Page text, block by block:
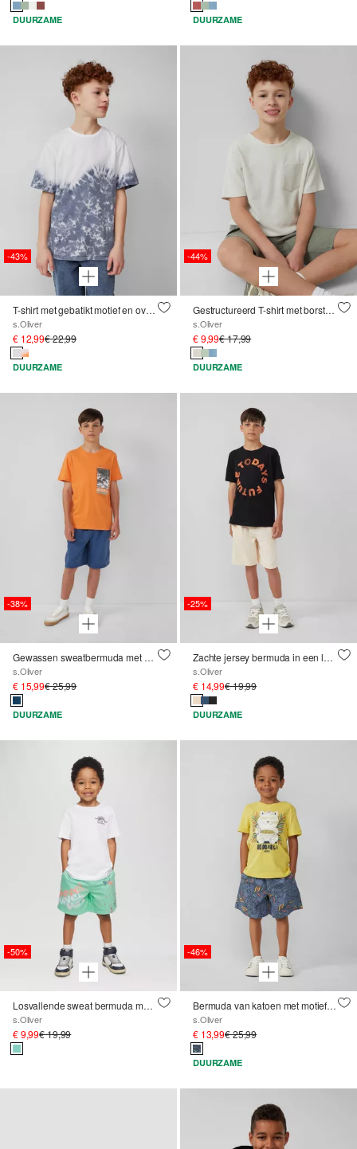
DUURZAME DUURZAME
-43%
T-shirt met gebatikt motief en oversized schouders
s.Oliver
€ 12,99€ 22,99
DUURZAME
-44%
Gestructureerd T-shirt met borstzak
s.Oliver
€ 9,99€ 17,99
DUURZAME
-38%
Gewassen sweatbermuda met een loose fit
s.Oliver
€ 15,99€ 25,99
DUURZAME
-25%
Zachte jersey bermuda in een loose fit
s.Oliver
€ 14,99€ 19,99
DUURZAME
-50%
Losvallende sweat bermuda met all-over print
s.Oliver
€ 9,99€ 19,99
-46%
Bermuda van katoen met motief en linnen look
s.Oliver
€ 13,99€ 25,99
DUURZAME